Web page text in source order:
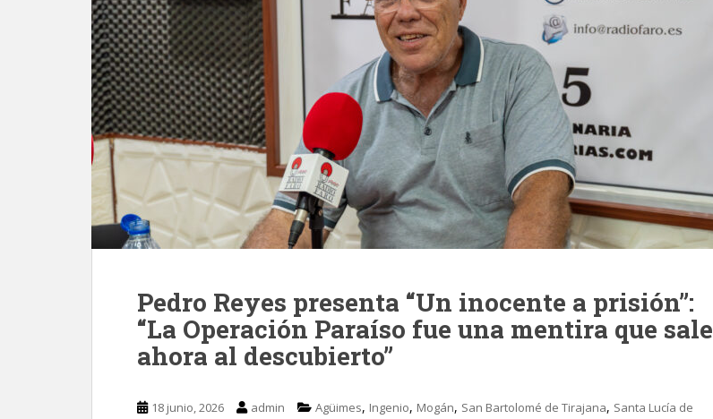
Pedro Reyes presenta “Un inocente a prisión”:
“La Operación Paraíso fue una mentira que sale
ahora al descubierto”
18 junio, 2026 admin Agüimes, Ingenio, Mogán, San Bartolomé de Tirajana, Santa Lucía de